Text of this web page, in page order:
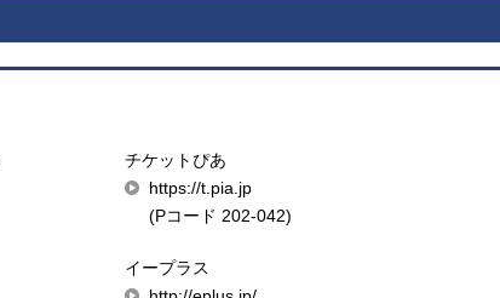
チケットぴあ
https://t.pia.jp
(Pコード 202-042)
イープラス